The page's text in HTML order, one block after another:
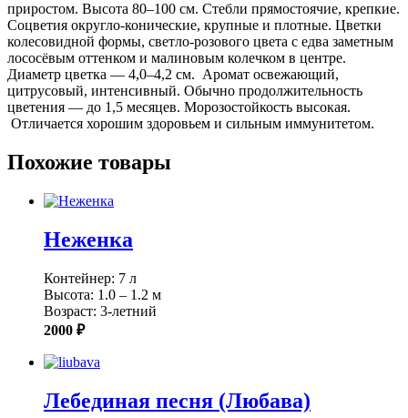
приростом. Высота 80–100 см. Стебли прямостоячие, крепкие.
Соцветия округло-конические, крупные и плотные. Цветки
колесовидной формы, светло-розового цвета с едва заметным
лососёвым оттенком и малиновым колечком в центре.
Диаметр цветка — 4,0–4,2 см. Аромат освежающий,
цитрусовый, интенсивный. Обычно продолжительность
цветения — до 1,5 месяцев. Морозостойкость высокая.
Отличается хорошим здоровьем и сильным иммунитетом.
Похожие товары
Неженка
Контейнер: 7 л
Высота: 1.0 – 1.2 м
Возраст: 3-летний
2000 ₽
Лебединая песня (Любава)